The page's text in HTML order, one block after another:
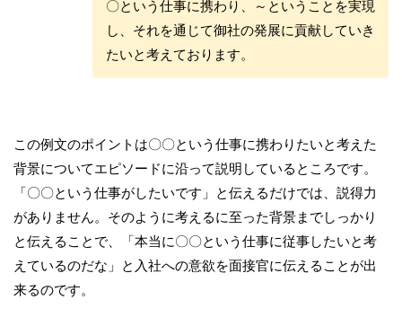
〇という仕事に携わり、～ということを実現
し、それを通じて御社の発展に貢献していき
たいと考えております。
この例文のポイントは〇〇という仕事に携わりたいと考えた
背景についてエピソードに沿って説明しているところです。
「〇〇という仕事がしたいです」と伝えるだけでは、説得力
がありません。そのように考えるに至った背景までしっかり
と伝えることで、「本当に〇〇という仕事に従事したいと考
えているのだな」と入社への意欲を面接官に伝えることが出
来るのです。